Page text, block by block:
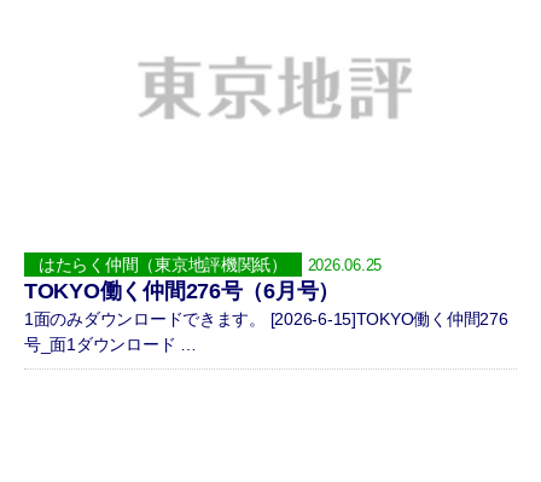
はたらく仲間（東京地評機関紙） 2026.06.25
TOKYO働く仲間276号（6月号）
1面のみダウンロードできます。 [2026-6-15]TOKYO働く仲間276
号_面1ダウンロード …